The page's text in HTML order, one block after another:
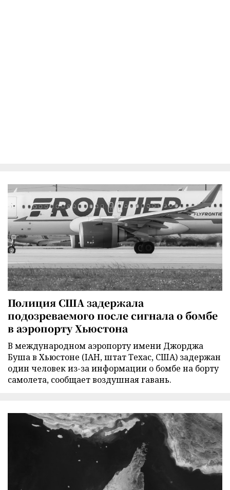
Полиция США задержала
подозреваемого после сигнала о бомбе
в аэропорту Хьюстона
В международном аэропорту имени Джорджа
Буша в Хьюстоне (IAH, штат Техас, США) задержан
один человек из-за информации о бомбе на борту
самолета, сообщает воздушная гавань.